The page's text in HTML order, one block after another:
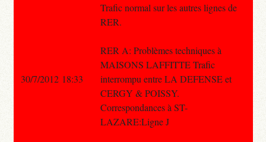
Trafic normal sur les autres lignes de
RER.
RER A: Problèmes techniques à
MAISONS LAFFITTE Trafic
interrompu entre LA DEFENSE et
CERGY & POISSY.
Correspondances à ST-
LAZARE:Ligne J
30/7/2012 18:33